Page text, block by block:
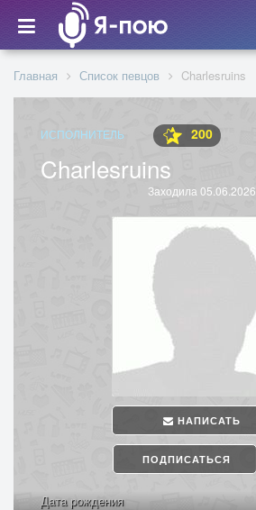
Главная Список певцов Charlesruins
ИСПОЛНИТЕЛЬ 200
Charlesruins
Заходила 05.06.2026
НАПИСАТЬ
ПОДПИСАТЬСЯ
Дата рождения